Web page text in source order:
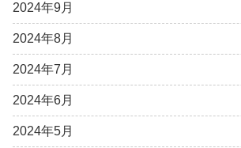
2024年9月
2024年8月
2024年7月
2024年6月
2024年5月